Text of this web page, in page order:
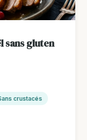
sans gluten
crustacés